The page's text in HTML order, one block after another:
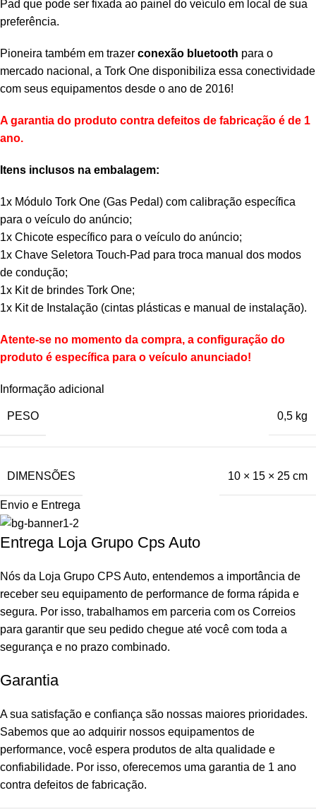
Pad que pode ser fixada ao painel do veículo em local de sua
preferência.
Pioneira também em trazer conexão bluetooth para o
mercado nacional, a Tork One disponibiliza essa conectividade
com seus equipamentos desde o ano de 2016!
A garantia do produto contra defeitos de fabricação é de 1
ano.
Itens inclusos na embalagem:
1x Módulo Tork One (Gas Pedal) com calibração específica
para o veículo do anúncio;
1x Chicote específico para o veículo do anúncio;
1x Chave Seletora Touch-Pad para troca manual dos modos
de condução;
1x Kit de brindes Tork One;
1x Kit de Instalação (cintas plásticas e manual de instalação).
Atente-se no momento da compra, a configuração do
produto é específica para o veículo anunciado!
Informação adicional
PESO 0,5 kg
DIMENSÕES 10 × 15 × 25 cm
Envio e Entrega
Entrega Loja Grupo Cps Auto
Nós da Loja Grupo CPS Auto, entendemos a importância de
receber seu equipamento de performance de forma rápida e
segura. Por isso, trabalhamos em parceria com os Correios
para garantir que seu pedido chegue até você com toda a
segurança e no prazo combinado.
Garantia
A sua satisfação e confiança são nossas maiores prioridades.
Sabemos que ao adquirir nossos equipamentos de
performance, você espera produtos de alta qualidade e
confiabilidade. Por isso, oferecemos uma garantia de 1 ano
contra defeitos de fabricação.